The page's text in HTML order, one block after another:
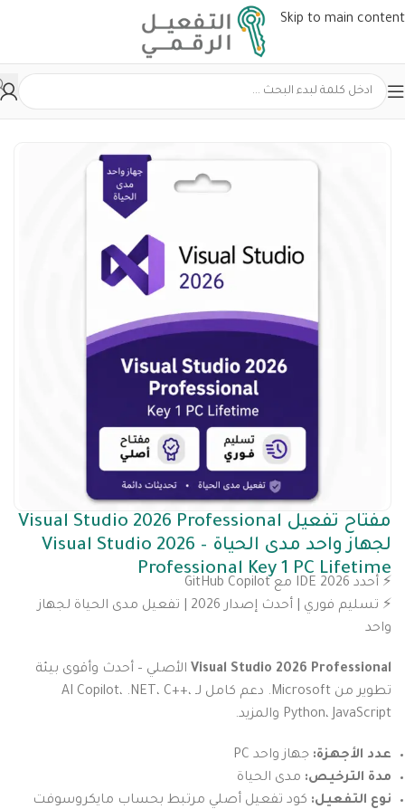
Skip to main content
الرئيسية ويندوز Windows Visual Studio
مفتاح تفعيل Visual Studio 2026 Professional
لجهاز واحد مدى الحياة – Visual Studio 2026
Professional Key 1 PC Lifetime
⚡️ أحدد IDE 2026 مع GitHub Copilot
⚡️ تسليم فوري | أحدث إصدار 2026 | تفعيل مدى الحياة لجهاز
واحد
Visual Studio 2026 Professional الأصلي – أحدث وأقوى بيئة
تطوير من Microsoft. دعم كامل لـ AI Copilot، .NET، C++،
Python، JavaScript والمزيد.
عدد الأجهزة: جهاز واحد PC
مدة الترخيص: مدى الحياة
نوع التفعيل: كود تفعيل أصلي مرتبط بحساب مايكروسوفت